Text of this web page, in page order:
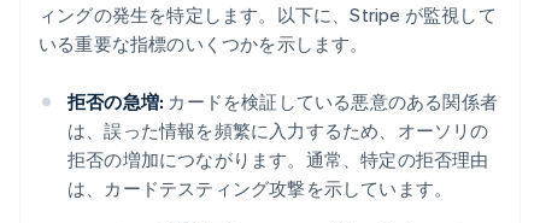
ィングの発生を特定します。以下に、Stripe が監視して
いる重要な指標のいくつかを示します。
拒否の急増: カードを検証している悪意のある関係者
は、誤った情報を頻繁に入力するため、オーソリの
拒否の増加につながります。通常、特定の拒否理由
は、カードテスティング攻撃を示しています。